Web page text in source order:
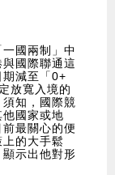
國兩制」中
國際聯通這
減至「0+
放寬入境的
知，國際競
國家或地
最關心的便
的大手鬆
示出他對形